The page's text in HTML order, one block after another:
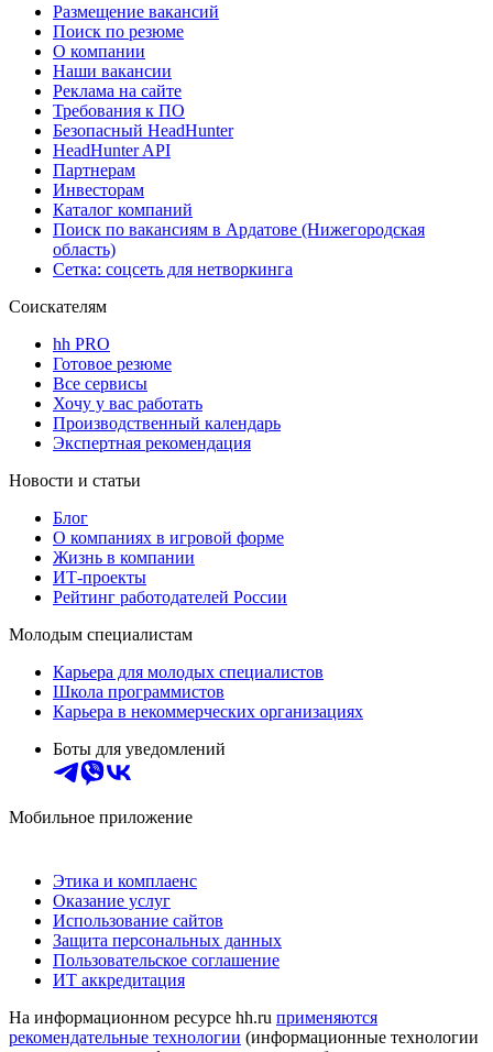
Размещение вакансий
Поиск по резюме
О компании
Наши вакансии
Реклама на сайте
Требования к ПО
Безопасный HeadHunter
HeadHunter API
Партнерам
Инвесторам
Каталог компаний
Поиск по вакансиям в Ардатове (Нижегородская
область)
Сетка: соцсеть для нетворкинга
Соискателям
hh PRO
Готовое резюме
Все сервисы
Хочу у вас работать
Производственный календарь
Экспертная рекомендация
Новости и статьи
Блог
О компаниях в игровой форме
Жизнь в компании
ИТ-проекты
Рейтинг работодателей России
Молодым специалистам
Карьера для молодых специалистов
Школа программистов
Карьера в некоммерческих организациях
Боты для уведомлений
Мобильное приложение
Этика и комплаенс
Оказание услуг
Использование сайтов
Защита персональных данных
Пользовательское соглашение
ИТ аккредитация
На информационном ресурсе hh.ru применяются
рекомендательные технологии (информационные технологии